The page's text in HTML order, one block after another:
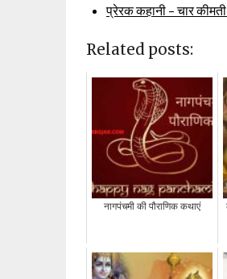
प्रेरक कहानी – चार
Related posts:
नागपंचमी की पौराणिक कथाएं